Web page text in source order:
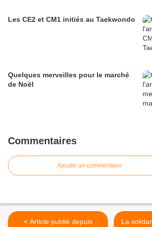
Les CE2 et CM1 initiés au Taekwondo
Quelques merveilles pour le marché
de Noël
Commentaires
Ajouter un commentaire
< Article publié depuis